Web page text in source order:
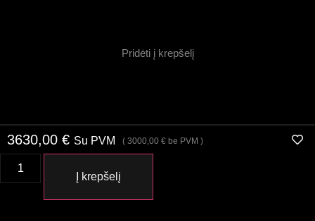
Pridėti į krepšelį
3630,00 € Su PVM ( 3000,00 € be PVM )
Į krepšelį